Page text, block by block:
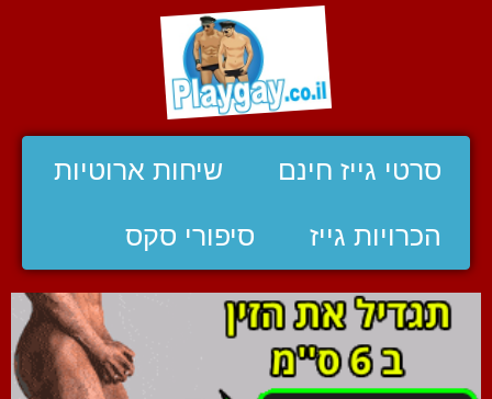
סרטי גייז חינם שיחות ארוטיות
הכרויות גייז סיפורי סקס